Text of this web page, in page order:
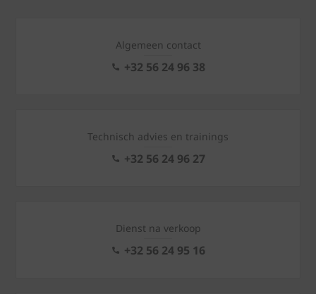
Algemeen contact
+32 56 24 96 38
Technisch advies en trainings
+32 56 24 96 27
Dienst na verkoop
+32 56 24 95 16